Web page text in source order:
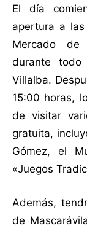
El día
apertura a
Mercado de
durante
Villalba.
15:00 horas,
de visitar
gratuita,
Gómez, el
«Juegos
Además,
de